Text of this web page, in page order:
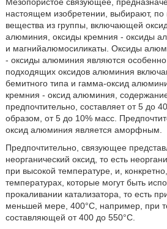
настоящем изобретении, выбирают,
вещества из группы, включающей
алюминия, оксиды кремния - оксиды
и магнийалюмосиликаты. Оксиды
- оксиды алюминия являются
подходящих оксидов алюминия
бемитного типа и гамма-оксид
кремния - оксид алюминия,
предпочтительно, составляет от 5 до
образом, от 5 до 10% масс.
оксид алюминия является аморфным.
Предпочтительно, связующее
неорганический оксид, то есть
при высокой температуре, и,
температурах, которые могут быть
прокаливании катализатора, то есть
меньшей мере, 400°С, например, при
составляющей от 400 до 550°С.